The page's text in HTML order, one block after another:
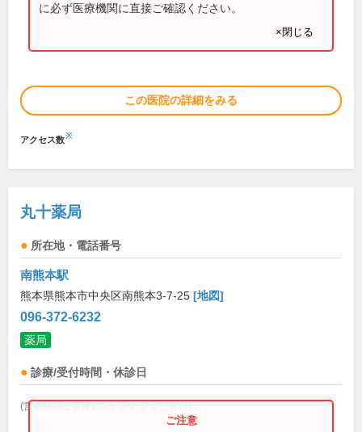
に必ず医療機関に直接ご確認ください。
×閉じる
この医院の詳細をみる
アクセス数※
丸十薬局
所在地・電話番号
南熊本駅
熊本県熊本市中央区南熊本3-7-25 [地図]
096-372-6232
薬局
診療/受付時間・休診日
(営業時間は直接お問い合わせください)